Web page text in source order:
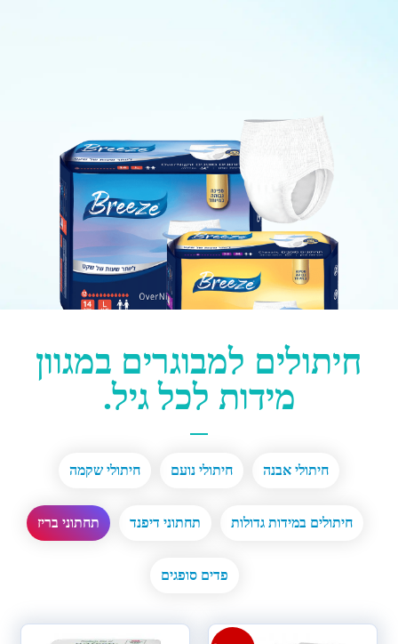
חיתולים למבוגרים במגוון
מידות לכל גיל.
חיתולי אבנה חיתולי נועם חיתולי שקמה
חיתולים במידות גדולות תחתוני דיפנד תחתוני בריז
פדים סופגים